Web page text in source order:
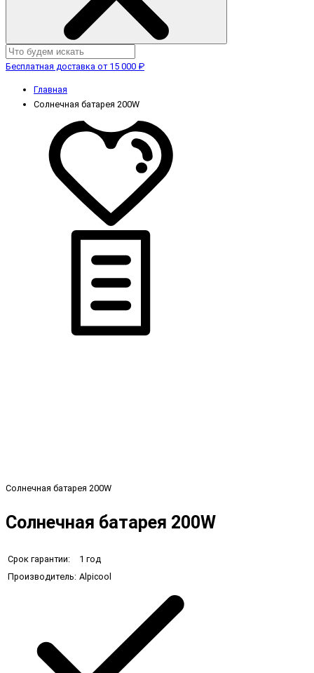
Бесплатная доставка от 15 000 ₽
Главная
Солнечная батарея 200W
Солнечная батарея 200W
Солнечная батарея 200W
Срок гарантии:
1 год
Производитель: Alpicool